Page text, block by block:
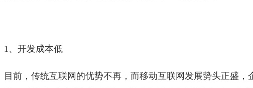
1、开发成本低
目前，传统互联网的优势不再，而移动互联网发展势头正盛